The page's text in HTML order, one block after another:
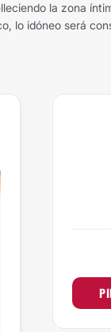
la zona
lo idóneo será